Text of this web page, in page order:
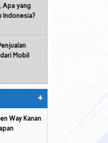
Apa yang
Indonesia?
Mobil
+
Way Kanan